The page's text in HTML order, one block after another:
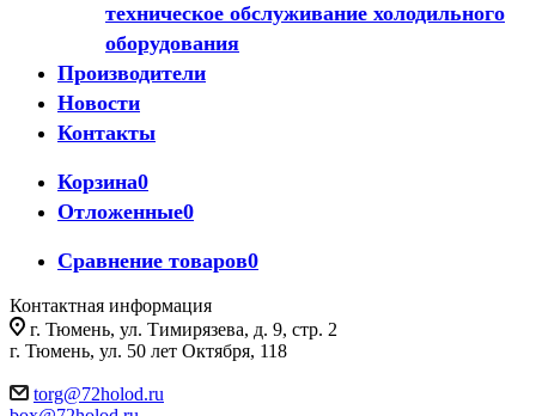
техническое обслуживание холодильного
оборудования
Производители
Новости
Контакты
Корзина0
Отложенные0
Сравнение товаров0
Контактная информация
г. Тюмень, ул. Тимирязева, д. 9, стр. 2
г. Тюмень, ул. 50 лет Октября, 118
torg@72holod.ru